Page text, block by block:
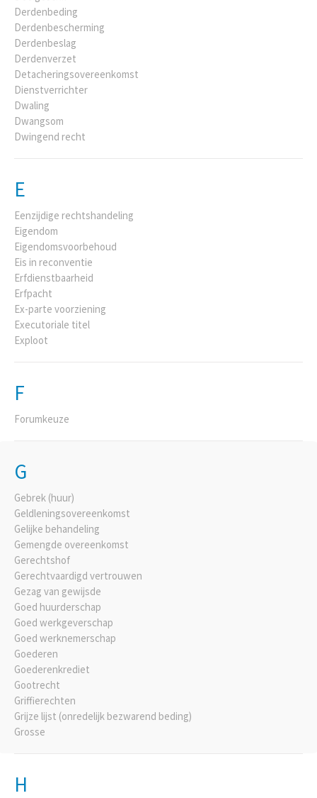
Derdenbeding
Derdenbescherming
Derdenbeslag
Derdenverzet
Detacheringsovereenkomst
Dienstverrichter
Dwaling
Dwangsom
Dwingend recht
E
Eenzijdige rechtshandeling
Eigendom
Eigendomsvoorbehoud
Eis in reconventie
Erfdienstbaarheid
Erfpacht
Ex-parte voorziening
Executoriale titel
Exploot
F
Forumkeuze
G
Gebrek (huur)
Geldleningsovereenkomst
Gelijke behandeling
Gemengde overeenkomst
Gerechtshof
Gerechtvaardigd vertrouwen
Gezag van gewijsde
Goed huurderschap
Goed werkgeverschap
Goed werknemerschap
Goederen
Goederenkrediet
Gootrecht
Griffierechten
Grijze lijst (onredelijk bezwarend beding)
Grosse
H